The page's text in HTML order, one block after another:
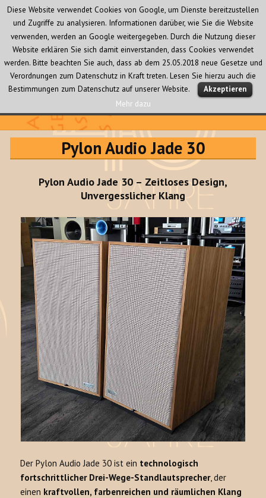
Audio Creativ
MENÜ
UND
Pylon Audio Jade 30
Pylon Audio Jade 30 – Zeitloses Design,
Unvergesslicher Klang
Der Pylon Audio Jade 30 ist ein technologisch
fortschrittlicher Drei-Wege-Standlautsprecher, der
einen kraftvollen, farbenreichen und räumlichen Klang
Diese Website verwendet Cookies von Google, um Dienste bereitzustellen
und Zugriffe zu analysieren. Informationen darüber, wie Sie die Website
verwenden, werden an Google weitergegeben. Durch die Nutzung dieser
Website erklären Sie sich damit einverstanden, dass Cookies verwendet
werden. Bitte beachten Sie auch, dass ab dem 25.05.2018 neue Gesetze und
Verordnungen zum Datenschutz in Kraft treten. Lesen Sie hierzu auch die
Bestimmungen zum Datenschutz auf unserer Website.
Akzeptieren
Mehr dazu